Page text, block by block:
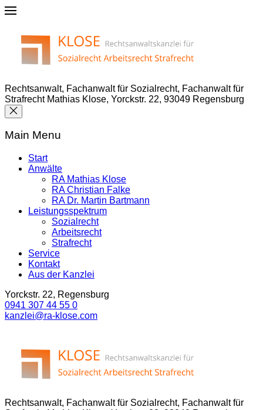
Rechtsanwalt, Fachanwalt für Sozialrecht, Fachanwalt für
Strafrecht Mathias Klose, Yorckstr. 22, 93049 Regensburg
Main Menu
Start
Anwälte
RA Mathias Klose
RA Christian Falke
RA Dr. Martin Bartmann
Leistungsspektrum
Sozialrecht
Arbeitsrecht
Strafrecht
Service
Kontakt
Aus der Kanzlei
Yorckstr. 22, Regensburg
0941 307 44 55 0
kanzlei@ra-klose.com
Rechtsanwalt, Fachanwalt für Sozialrecht, Fachanwalt für